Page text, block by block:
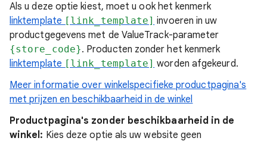
Als u deze optie kiest, moet u ook het kenmerk
linktemplate [link_template] invoeren in uw
productgegevens met de ValueTrack-parameter
{store_code}. Producten zonder het kenmerk
linktemplate [link_template] worden afgekeurd.
Meer informatie over winkelspecifieke productpagina's
met prijzen en beschikbaarheid in de winkel
Productpagina's zonder beschikbaarheid in de
winkel: Kies deze optie als uw website geen